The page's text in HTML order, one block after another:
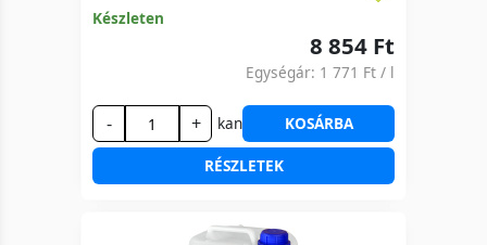
Készleten
8 854 Ft
Egységár: 1 771 Ft / l
- + kan KOSÁRBA
RÉSZLETEK